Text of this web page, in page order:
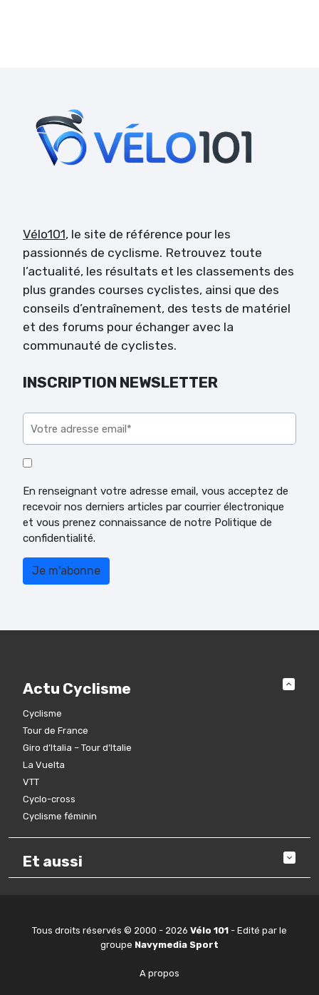
Vélo101, le site de référence pour les
passionnés de cyclisme. Retrouvez toute
l’actualité, les résultats et les classements des
plus grandes courses cyclistes, ainsi que des
conseils d’entraînement, des tests de matériel
et des forums pour échanger avec la
communauté de cyclistes.
INSCRIPTION NEWSLETTER
En renseignant votre adresse email, vous acceptez de
recevoir nos derniers articles par courrier électronique
et vous prenez connaissance de notre Politique de
confidentialité.
Actu Cyclisme
Cyclisme
Tour de France
Giro d’Italia – Tour d’Italie
La Vuelta
VTT
Cyclo-cross
Cyclisme féminin
Et aussi
Tous droits réservés © 2000 - 2026 Vélo 101 - Edité par le
groupe Navymedia Sport
A propos